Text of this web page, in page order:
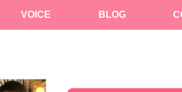
VOICE BLOG